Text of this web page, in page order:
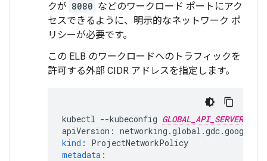
クが 8080 などのワークロード ポートにアク
セスできるように、明示的なネットワーク ポ
リシーが必要です。
この ELB のワークロードへのトラフィックを
許可する外部 CIDR アドレスを指定します。
kubectl --kubeconfig GLOBAL_API_SERVER
apiVersion : networking.global.gdc.goog/v1
kind :
ProjectNetworkPolicy
metadata :